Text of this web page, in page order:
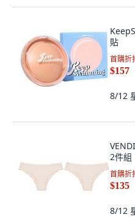
貼
首購折
$157
8/12
2件組
首購折
$135
8/12